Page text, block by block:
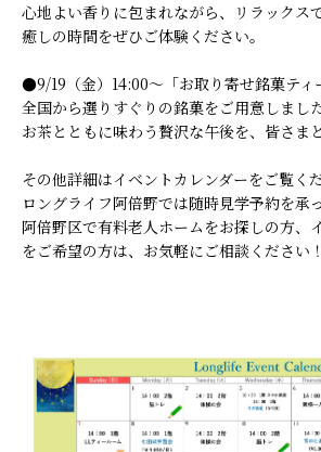
心地よい香りに包まれながら、リラックス
癒しの時間をぜひご体験ください。
●9/19（金）14:00～「お取り寄せ銘菓ティ
全国から選りすぐりの銘菓をご用意しました
お茶とともに味わう贅沢な午後を、皆さま
その他詳細はイベントカレンダーをご覧くだ
ロングライフ阿倍野では随時見学予約を承
阿倍野区で有料老人ホームをお探しの方、
をご希望の方は、お気軽にご相談ください！